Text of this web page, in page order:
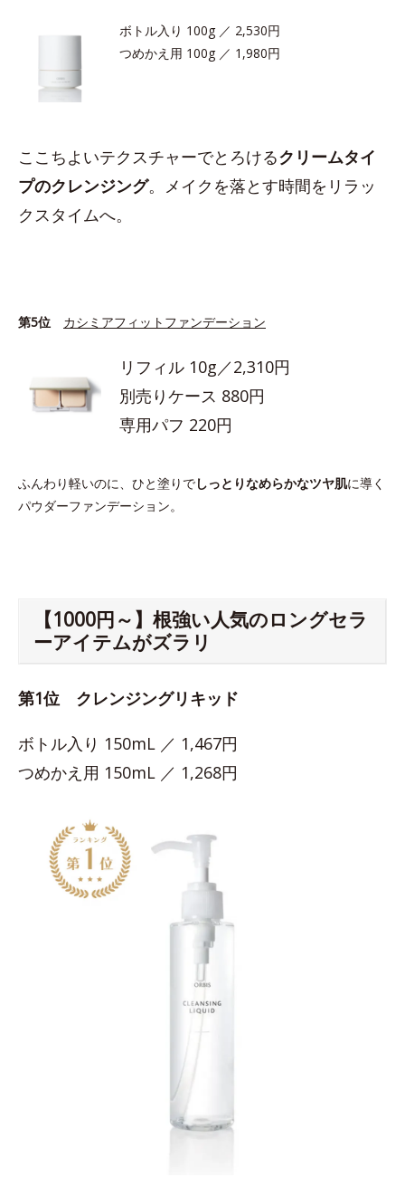
ボトル入り 100g ／ 2,530円
つめかえ用 100g ／ 1,980円
ここちよいテクスチャーでとろけるクリームタイ
プのクレンジング。メイクを落とす時間をリラッ
クスタイムへ。
第5位 カシミアフィットファンデーション
リフィル 10g／2,310円
別売りケース 880円
専用パフ 220円
ふんわり軽いのに、ひと塗りでしっとりなめらかなツヤ肌に導く
パウダーファンデーション。
【1000円～】根強い人気のロングセラ
ーアイテムがズラリ
第1位 クレンジングリキッド
ボトル入り 150mL ／ 1,467円
つめかえ用 150mL ／ 1,268円